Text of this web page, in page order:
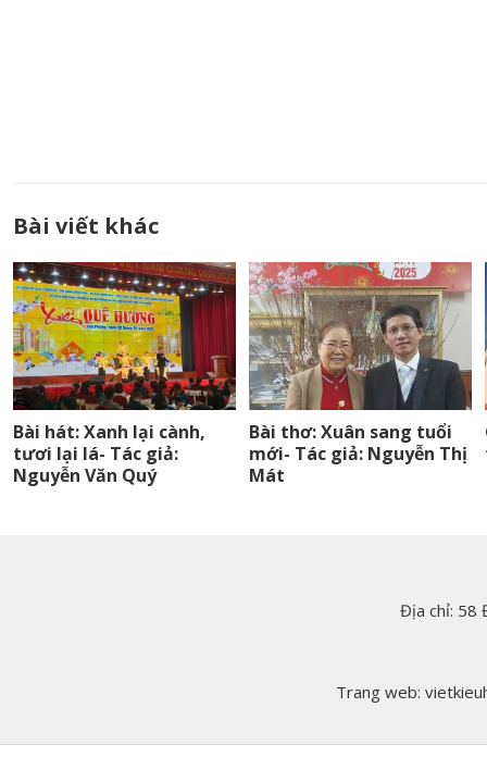
Bài viết khác
Bài hát: Xanh lại cành,
tươi lại lá- Tác giả:
Nguyễn Văn Quý
Bài thơ: Xuân sang tuổi
mới- Tác giả: Nguyễn Thị
Mát
Địa chỉ: 58
Trang web: